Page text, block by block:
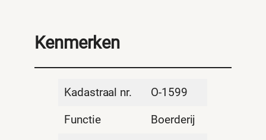
Kenmerken
Kadastraal nr. O-1599
Functie Boerderij